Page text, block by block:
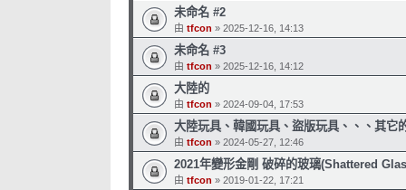
未命名 #2
由 tfcon » 2025-12-16, 14:13
未命名 #3
由 tfcon » 2025-12-16, 14:12
大陸的
由 tfcon » 2024-09-04, 17:53
大陸玩具、韓國玩具、盜版玩具、、、其它
由 tfcon » 2024-05-27, 12:46
2021年變形金剛 破碎的玻璃(Shattered
由 tfcon » 2019-01-22, 17:21